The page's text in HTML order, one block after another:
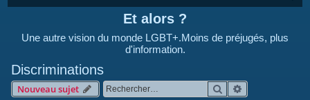
Et alors ?
Une autre vision du monde LGBT+.Moins de préjugés, plus
d'information.
Discriminations
Nouveau sujet Rechercher